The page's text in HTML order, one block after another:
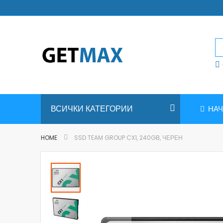
ВСИЧКИ КАТЕГОРИИ
HOME SSD TEAM GROUP CX1, 240GB, ЧЕРЕН
Skip
to
the
end
of
the
images
gallery